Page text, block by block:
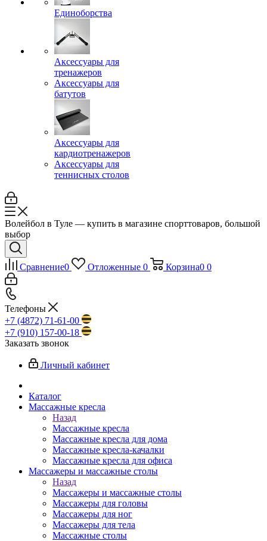
Единоборства
Аксессуары для
тренажеров
Аксессуары для
батутов
Аксессуары для
кардиотренажеров
Аксессуары для
теннисных столов
Волейбол в Туле — купить в магазине спорттоваров, большой
выбор
Сравнение0 Отложенные 0 Корзина0 0
Телефоны
+7 (4872) 71-61-00
+7 (910) 157-00-18
Заказать звонок
Личный кабинет
Каталог
Массажные кресла
Назад
Массажные кресла
Массажные кресла для дома
Массажные кресла-качалки
Массажные кресла для офиса
Массажеры и массажные столы
Назад
Массажеры и массажные столы
Массажеры для головы
Массажеры для ног
Массажеры для тела
Массажные столы